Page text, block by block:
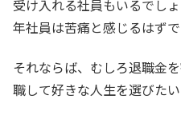
受け入れる社員もいるでし
年社員は苦痛と感じるはずで
それならば、むしろ退職金
職して好きな人生を選びた